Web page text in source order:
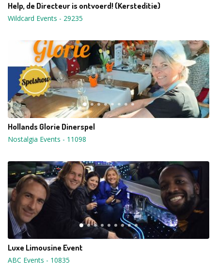
Help, de Directeur is ontvoerd! (Kersteditie)
Wildcard Events - 29235
Hollands Glorie Dinerspel
Nostalgia Events - 11098
Luxe Limousine Event
ABC Events - 10835